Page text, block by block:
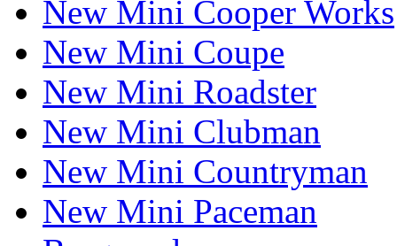
New Mini Cooper Works
New Mini Coupe
New Mini Roadster
New Mini Clubman
New Mini Countryman
New Mini Paceman